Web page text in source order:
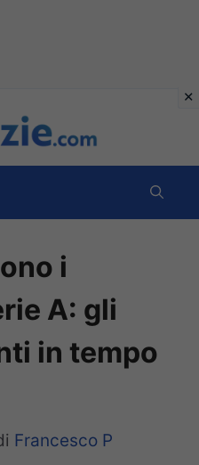
i
A: gli
in tempo
Francesco P